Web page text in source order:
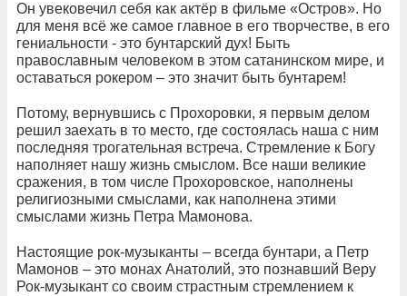
Он увековечил себя как актёр в фильме «Остров». Но
для меня всё же самое главное в его творчестве, в его
гениальности - это бунтарский дух! Быть
православным человеком в этом сатанинском мире, и
оставаться рокером – это значит быть бунтарем!
Потому, вернувшись с Прохоровки, я первым делом
решил заехать в то место, где состоялась наша с ним
последняя трогательная встреча. Стремление к Богу
наполняет нашу жизнь смыслом. Все наши великие
сражения, в том числе Прохоровское, наполнены
религиозными смыслами, как наполнена этими
смыслами жизнь Петра Мамонова.
Настоящие рок-музыканты – всегда бунтари, а Петр
Мамонов – это монах Анатолий, это познавший Веру
Рок-музыкант со своим страстным стремлением к